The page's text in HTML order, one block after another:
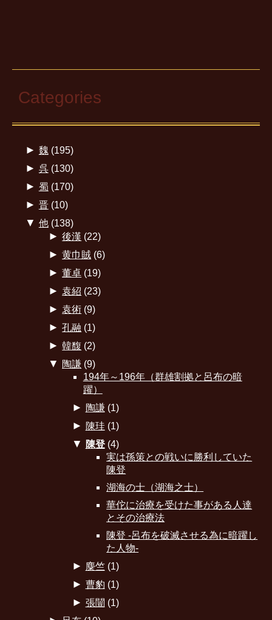
Categories
► 魏 (195)
► 呉(130)
► 蜀 (170)
► 晋(10)
▼ 他(138)
► 後漢 (22)
► 黄巾賊 (6)
► 董卓 (19)
► 袁紹 (23)
► 袁術 (9)
► 孔融 (1)
► 韓馥 (2)
▼ 陶謙 (9)
194年～196年（群雄割拠と呂布の暗
躍）
► 陶謙(1)
► 陳珪 (1)
▼ 陳登(4)
実は孫策との戦いに勝利していた
陳登
湖海の士（湖海之士）
華佗に治療を受けた事がある人達
とその治療法
陳登 -呂布を破滅させる為に暗躍し
た人物-
► 麋竺(1)
► 曹豹 (1)
► 張闓 (1)